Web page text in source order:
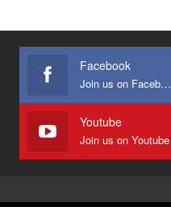
Facebook
Join us on Facebook
Youtube
Join us on Youtube